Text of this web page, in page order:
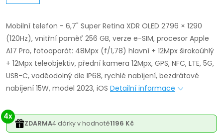
Mobilní telefon - 6,7" Super Retina XDR OLED 2796 × 1290
(120Hz), vnitřní paměť 256 GB, verze e-SIM, procesor Apple
A17 Pro, fotoaparát: 48Mpx (f/1,78) hlavní + 12Mpx širokoúhlý
+ 12Mpx teleobjektiv, přední kamera 12Mpx, GPS, NFC, LTE, 5G,
USB-C, voděodolný dle IP68, rychlé nabíjení, bezdrátové
nabíjení 15W, model 2023, iOS Detailní informace
4x
ZDARMA4 dárky v hodnotě1196 Kč